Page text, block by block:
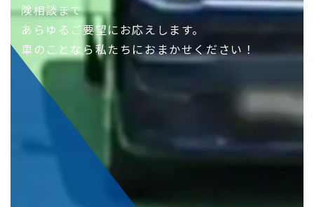
険相談まで
あらゆるご要望にお応えします。
車のことなら私たちにおまかせください！